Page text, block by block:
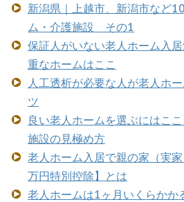
新潟県｜上越市、新潟市など
ム・介護施設 その1
保証人がいない老人ホーム入
重なホームはここ
人工透析が必要な人が老人ホ
ツ
良い老人ホームを選ぶにはこ
施設の見極め方
老人ホーム入居で親の家（実
万円特別控除】とは
老人ホームは1ヶ月いくらか